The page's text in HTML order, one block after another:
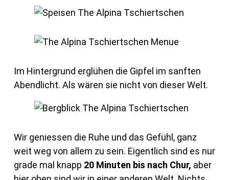
Im Hintergrund erglühen die Gipfel im sanften
Abendlicht. Als wären sie nicht von dieser Welt.
Wir geniessen die Ruhe und das Gefühl, ganz
weit weg von allem zu sein. Eigentlich sind es nur
grade mal knapp 20 Minuten bis nach Chur, aber